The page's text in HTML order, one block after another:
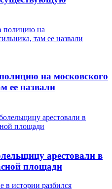
на московского
ее назвали
арестовали в
площади